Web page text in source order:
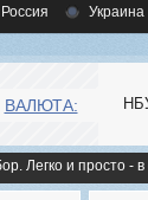
Россия Украина
ВАЛЮТА:
Легко и просто - в